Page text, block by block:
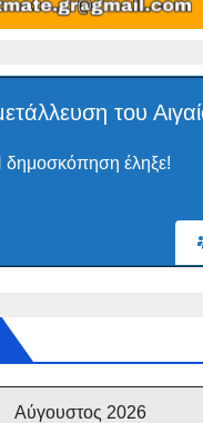
του
δημοσκόπηση έληξε!
Αύγουστος 2026